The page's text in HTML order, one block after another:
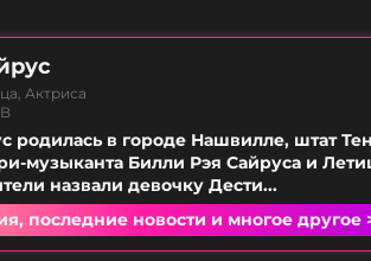
Актриса
родилась в городе Нашвилле, штат
музыканта Билли Рэя Сайруса и
назвали девочку Дести...
последние новости и многое другое